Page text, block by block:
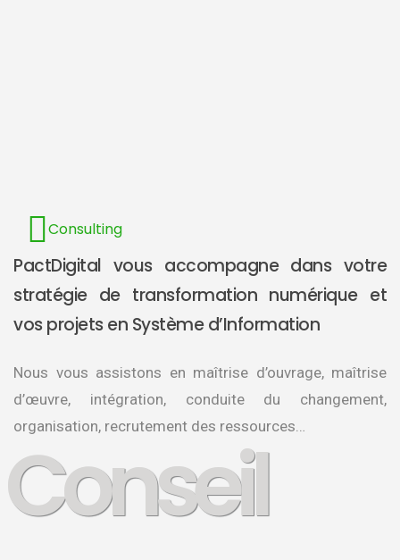
Consulting
PactDigital vous accompagne dans votre
stratégie de transformation numérique et
vos projets en Système d’Information
Nous vous assistons en maîtrise d’ouvrage, maîtrise
d’œuvre, intégration, conduite du changement,
organisation, recrutement des ressources…
Conseil